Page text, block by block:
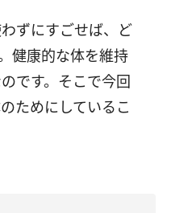
ずにすごせば、ど
健康的な体を維持
です。そこで今回
ためにしているこ